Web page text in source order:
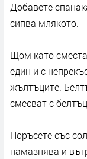
Добавете
сипва млякото.
Щом като
един и с
жълтъците.
смесват с
Поръсете със
намазнява и